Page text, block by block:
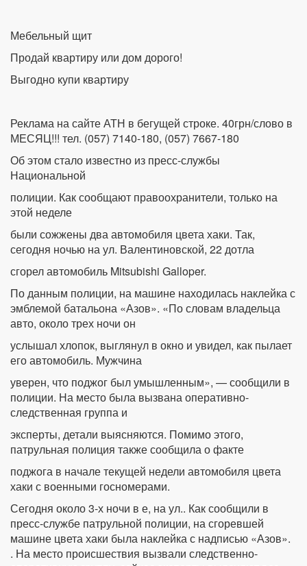
Мебельный щит
Продай квартиру или дом дорого!
Выгодно купи квартиру
Реклама на сайте АТН в бегущей строке. 40грн/слово в
МЕСЯЦ!!! тел. (057) 7140-180, (057) 7667-180
Об этом стало известно из пресс-службы
Национальной
полиции. Как сообщают правоохранители, только на
этой неделе
были сожжены два автомобиля цвета хаки. Так,
сегодня ночью на ул. Валентиновской, 22 дотла
сгорел автомобиль Mitsubishi Galloper.
По данным полиции, на машине находилась наклейка с
эмблемой батальона «Азов». «По словам владельца
авто, около трех ночи он
услышал хлопок, выглянул в окно и увидел, как пылает
его автомобиль. Мужчина
уверен, что поджог был умышленным», — сообщили в
полиции. На место была вызвана оперативно-
следственная группа и
эксперты, детали выясняются. Помимо этого,
патрульная полиция также сообщила о факте
поджога в начале текущей недели автомобиля цвета
хаки с военными госномерами.
Сегодня около 3-х ночи в е, на ул.. Как сообщили в
пресс-службе патрульной полиции, на сгоревшей
машине цвета хаки была наклейка с надписью «Азов».
. На место происшествия вызвали следственно-